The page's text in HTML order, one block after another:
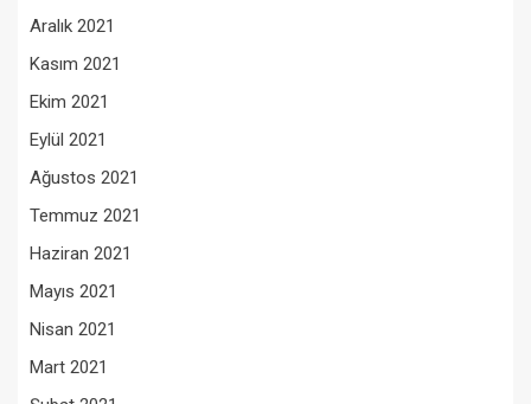
Aralık 2021
Kasım 2021
Ekim 2021
Eylül 2021
Ağustos 2021
Temmuz 2021
Haziran 2021
Mayıs 2021
Nisan 2021
Mart 2021